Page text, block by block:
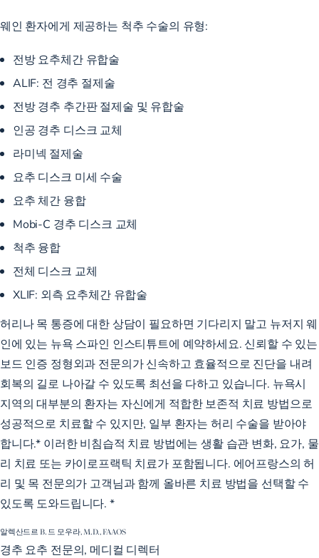
웨인 환자에게 제공하는 척추 수술의 유형:
전방 요추체간 유합술
ALIF: 전 경추 절제술
전방 경추 추간판 절제술 및 유합술
인공 경추 디스크 교체
라미넥 절제술
요추 디스크 미세 수술
요추 체간 융합
Mobi-C 경추 디스크 교체
척추 융합
전체 디스크 교체
XLIF: 외측 요추체간 유합술
허리나 목 통증에 대한 상담이 필요하면 기다리지 말고 뉴저지 웨
인에 있는 뉴욕 스파인 인스티튜트에 예약하세요. 신뢰할 수 있는
보드 인증 정형외과 전문의가 신속하고 효율적으로 진단을 내려
회복의 길로 나아갈 수 있도록 최선을 다하고 있습니다. 뉴욕시
지역의 대부분의 환자는 자신에게 적합한 보존적 치료 방법으로
성공적으로 치료할 수 있지만, 일부 환자는 허리 수술을 받아야
합니다.* 이러한 비침습적 치료 방법에는 생활 습관 변화, 요가, 물
리 치료 또는 카이로프랙틱 치료가 포함됩니다. 에어프랑스의 허
리 및 목 전문의가 고객님과 함께 올바른 치료 방법을 선택할 수
있도록 도와드립니다. *
알렉산드르 B. 드 모우라, M.D., FAAOS
경추 요추 전문의, 메디컬 디렉터